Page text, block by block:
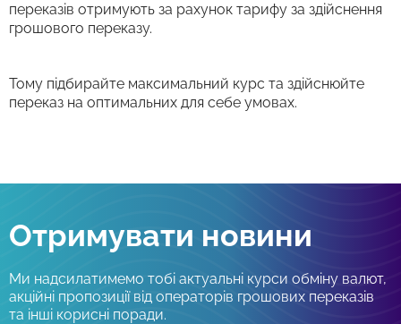
переказів отримують за рахунок тарифу за здійснення
грошового переказу.
Тому підбирайте максимальний курс та здійснюйте
переказ на оптимальних для себе умовах.
Отримувати новини
Ми надсилатимемо тобі актуальні курси обміну валют,
акційні пропозиції від операторів грошових переказів
та інші корисні поради.